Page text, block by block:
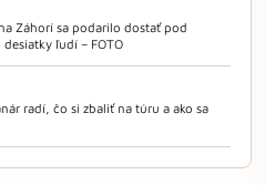
Záhorí sa podarilo dostať pod
ľudí – FOTO
radí, čo si zbaliť na túru a ako sa